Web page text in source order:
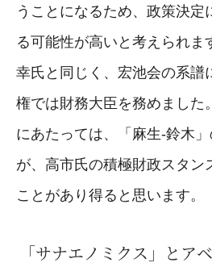
うことになるため、政策決定
る可能性が高いと考えられま
幸氏と同じく、宏池会の系譜
権では財務大臣を務めました
にあたっては、「麻生-鈴木
が、高市氏の積極財政スタン
ことがあり得ると思います。
「サナエノミクス」とア